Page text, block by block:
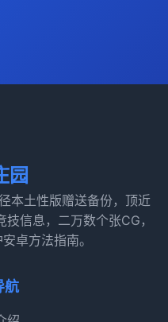
园
本土性版赠送备份，顶近
信息，二万数个张CG，
卓方法指南。
航